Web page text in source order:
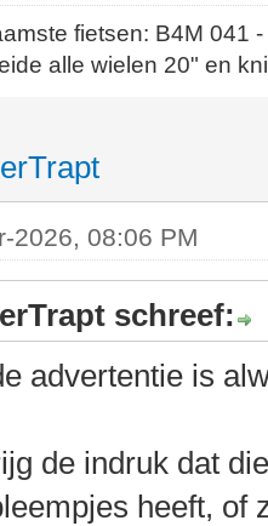
fietsen: B4M
alle wielen 20" en
2026, 08:06 PM
schreef:
advertentie is
de indruk dat
heeft, of